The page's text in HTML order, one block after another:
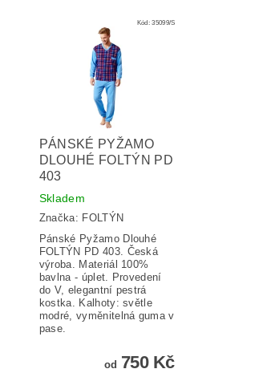
Kód:35099/S
PÁNSKÉ PYŽAMO
DLOUHÉ FOLTÝN PD
403
Skladem
Značka: FOLTÝN
Pánské Pyžamo Dlouhé
FOLTÝN PD 403. Česká
výroba. Materiál 100%
bavlna - úplet. Provedení
do V, elegantní pestrá
kostka. Kalhoty: světle
modré, vyměnitelná guma v
pase.
od 750 Kč